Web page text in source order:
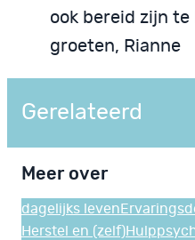
ook bereid zijn
groeten, Rianne
Gerelateerd
Meer over
dagelijks leven
Herstel en (zelf)Hulp